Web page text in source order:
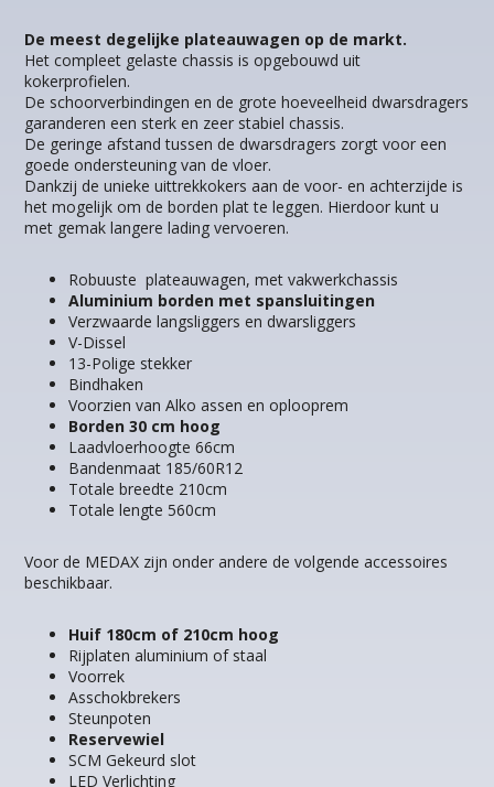
De meest degelijke plateauwagen op de markt.
Het compleet gelaste chassis is opgebouwd uit
kokerprofielen.
De schoorverbindingen en de grote hoeveelheid dwarsdragers
garanderen een sterk en zeer stabiel chassis.
De geringe afstand tussen de dwarsdragers zorgt voor een
goede ondersteuning van de vloer.
Dankzij de unieke uittrekkokers aan de voor- en achterzijde is
het mogelijk om de borden plat te leggen. Hierdoor kunt u
met gemak langere lading vervoeren.
Robuuste plateauwagen, met vakwerkchassis
Aluminium borden met spansluitingen
Verzwaarde langsliggers en dwarsliggers
V-Dissel
13-Polige stekker
Bindhaken
Voorzien van Alko assen en oplooprem
Borden 30 cm hoog
Laadvloerhoogte 66cm
Bandenmaat 185/60R12
Totale breedte 210cm
Totale lengte 560cm
Voor de MEDAX zijn onder andere de volgende accessoires
beschikbaar.
Huif 180cm of 210cm hoog
Rijplaten aluminium of staal
Voorrek
Asschokbrekers
Steunpoten
Reservewiel
SCM Gekeurd slot
LED Verlichting